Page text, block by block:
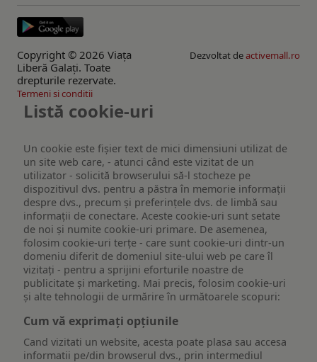
Copyright © 2026 Viaţa
Liberă Galaţi. Toate
drepturile rezervate.
Dezvoltat deactivemall.ro
Termeni si conditii
Listă cookie-uri
Un cookie este fişier text de mici dimensiuni utilizat de
un site web care, - atunci când este vizitat de un
utilizator - solicită browserului să-l stocheze pe
dispozitivul dvs. pentru a păstra în memorie informații
despre dvs., precum și preferințele dvs. de limbă sau
informații de conectare. Aceste cookie-uri sunt setate
de noi și numite cookie-uri primare. De asemenea,
folosim cookie-uri terțe - care sunt cookie-uri dintr-un
domeniu diferit de domeniul site-ului web pe care îl
vizitați - pentru a sprijini eforturile noastre de
publicitate și marketing. Mai precis, folosim cookie-uri
și alte tehnologii de urmărire în următoarele scopuri:
Cum vă exprimați opțiunile
Cand vizitati un website, acesta poate plasa sau accesa
informatii pe/din browserul dvs., prin intermediul